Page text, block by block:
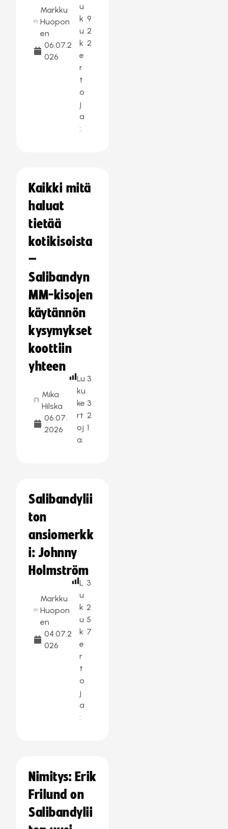
Markku
Huopon
en
06.07.2
026
u
k
u
k
e
r
t
o
j
a
:
9
2
2
Kaikki mitä
haluat
tietää
kotikisoista
–
Salibandyn
MM-kisojen
käytännön
kysymykset
koottiin
yhteen
Mika
Hilska
06.07.
2026
Lu
ku
ke
rt
oj
a:
3
3
2
1
Salibandylii
ton
ansiomerkk
i: Johnny
Holmström
Markku
Huopon
en
04.07.2
026
L
u
k
u
k
e
r
t
o
j
a
:
3
2
5
7
Nimitys: Erik
Frilund on
Salibandylii